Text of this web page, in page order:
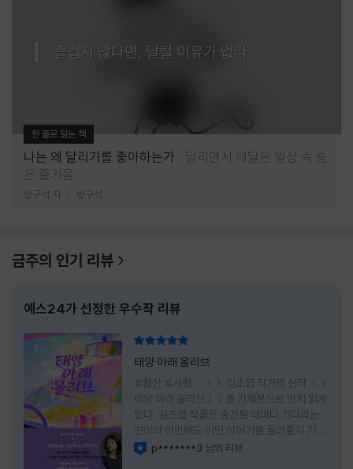
즐겁지 않다면, 달릴 이유가 없다
한 줄로 읽는 책
나는 왜 달리기를 좋아하는가
달리면서 깨달은 일상 속 숨
은 즐거움
방구석 저 방구석
금주의 인기 리뷰
예스24가 선정한 우수작 리뷰
태양 아래 올리브
#협찬 #서평 ＞＞ 김초엽 작가의 신작 ＜＜
태양 아래 올리브＞＞를 가제본으로 먼저 읽게
됐다. 김초엽 작품은 출간될 때마다 기다리는
편이라 이번에도 어떤 이야기를 들려줄지 기대
가 컸다. 스포일러 없이 읽는 것이 가장 재미있
p*******3 님의 리뷰